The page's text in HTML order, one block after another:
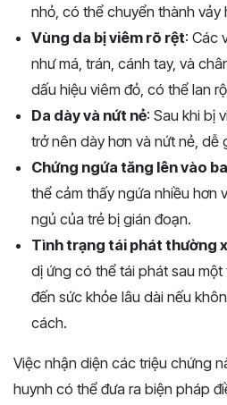
nhỏ, có thể chuyển thành
Vùng da bị viêm rõ rệt: Các
như má, trán, cánh tay, và
dấu hiệu viêm đỏ, có thể lan
Da dày và nứt nẻ: Sau khi bị
trở nên dày hơn và nứt nẻ, dễ
Chứng ngứa tăng lên vào
thể cảm thấy ngứa nhiều hơn
ngủ của trẻ bị gián đoạn.
Tình trạng tái phát thường
dị ứng có thể tái phát sau
đến sức khỏe lâu dài nếu
cách.
Việc nhận diện các triệu chứng
huynh có thể đưa ra biện pháp